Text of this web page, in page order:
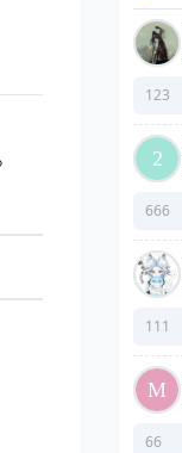
123
666
111
66